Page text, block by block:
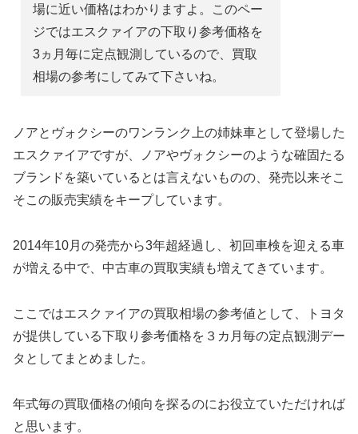
場に近い価格はわかりますよ。このペー
ジではエスクァイアの下取り参考価格を
3ヵ月毎に定点観測しているので、買取
相場の参考にしてみて下さいね。
ノアとヴォクシーのワンランク上の姉妹車として登場した
エスクァイアですが、ノアやヴォクシーのような確固たる
ブランドを築いているとは言えないものの、発売以来そこ
そこの販売実績をキープしています。
2014年10月の発売から3年超経過し、初回車検を迎える車
が増える中で、中古車の買取実績も増えてきています。
ここではエスクァイアの買取相場の参考値として、トヨタ
が提供している下取り参考価格を３カ月毎の定点観測デー
タとしてまとめました。
年式毎の買取価格の傾向を探るのにお役立ていただければ
と思います。